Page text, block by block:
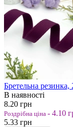
Бретельна
В наявності
8.20 грн
Роздрібна ціна - 4.10
5.33 грн